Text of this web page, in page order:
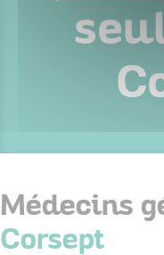
Médecins
Corsept